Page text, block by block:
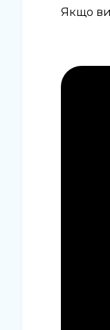
Якщо ви